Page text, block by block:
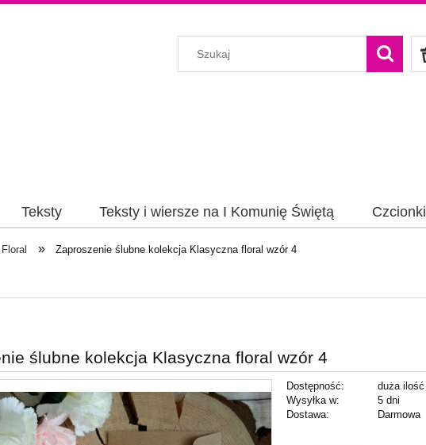
Teksty Teksty i wiersze na I Komunię Świętą Czcionki
» Zaproszenie ślubne kolekcja Klasyczna floral wzór 4
ślubne kolekcja Klasyczna floral wzór 4
Dostępność:
duża ilość
Wysyłka w:
5 dni
Dostawa:
Darmowa